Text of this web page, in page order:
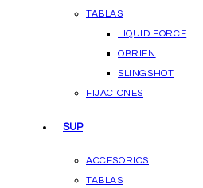
TABLAS
LIQUID FORCE
OBRIEN
SLINGSHOT
FIJACIONES
SUP
ACCESORIOS
TABLAS